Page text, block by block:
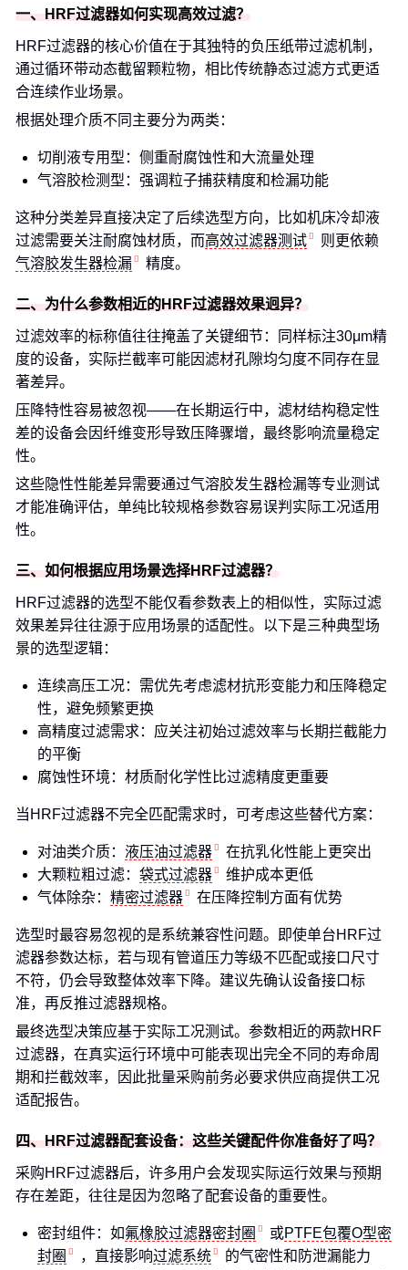
一、HRF过滤器如何实现高效过滤？
HRF过滤器的核心价值在于其独特的负压纸带过滤机制，
通过循环带动态截留颗粒物，相比传统静态过滤方式更适
合连续作业场景。
根据处理介质不同主要分为两类：
切削液专用型：侧重耐腐蚀性和大流量处理
气溶胶检测型：强调粒子捕获精度和检漏功能
这种分类差异直接决定了后续选型方向，比如机床冷却液
过滤需要关注耐腐蚀材质，而高效过滤器测试
则更依赖
气溶胶发生器检漏
精度。
二、为什么参数相近的HRF过滤器效果迥异？
过滤效率的标称值往往掩盖了关键细节：同样标注30μm精
度的设备，实际拦截率可能因滤材孔隙均匀度不同存在显
著差异。
压降特性容易被忽视——在长期运行中，滤材结构稳定性
差的设备会因纤维变形导致压降骤增，最终影响流量稳定
性。
这些隐性性能差异需要通过气溶胶发生器检漏等专业测试
才能准确评估，单纯比较规格参数容易误判实际工况适用
性。
三、如何根据应用场景选择HRF过滤器？
HRF过滤器的选型不能仅看参数表上的相似性，实际过滤
效果差异往往源于应用场景的适配性。以下是三种典型场
景的选型逻辑：
连续高压工况：需优先考虑滤材抗形变能力和压降稳定
性，避免频繁更换
高精度过滤需求：应关注初始过滤效率与长期拦截能力
的平衡
腐蚀性环境：材质耐化学性比过滤精度更重要
当HRF过滤器不完全匹配需求时，可考虑这些替代方案：
对油类介质： 液压油过滤器
在抗乳化性能上更突出
大颗粒粗过滤： 袋式过滤器
维护成本更低
气体除杂： 精密过滤器 在压降控制方面有优势
选型时最容易忽视的是系统兼容性问题。即使单台HRF过
滤器参数达标，若与现有管道压力等级不匹配或接口尺寸
不符，仍会导致整体效率下降。建议先确认设备接口标
准，再反推过滤器规格。
最终选型决策应基于实际工况测试。参数相近的两款HRF
过滤器，在真实运行环境中可能表现出完全不同的寿命周
期和拦截效率，因此批量采购前务必要求供应商提供工况
适配报告。
四、HRF过滤器配套设备：这些关键配件你准备好了吗？
采购HRF过滤器后，许多用户会发现实际运行效果与预期
存在差距，往往是因为忽略了配套设备的重要性。
密封组件：如氟橡胶过滤器密封圈 或PTFE包覆O型密
封圈
，直接影响过滤系统
的气密性和防泄漏能力